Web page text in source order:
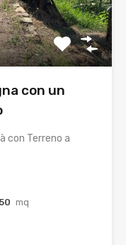
con un
con Terreno a
mq